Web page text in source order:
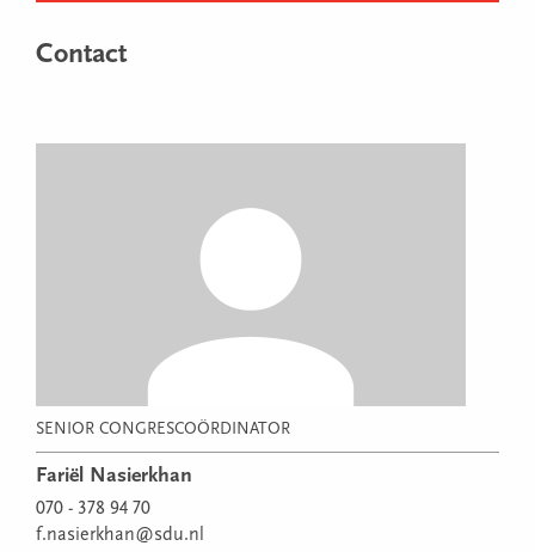
Contact
SENIOR CONGRESCOÖRDINATOR
Fariël Nasierkhan
070 - 378 94 70
f.nasierkhan@sdu.nl